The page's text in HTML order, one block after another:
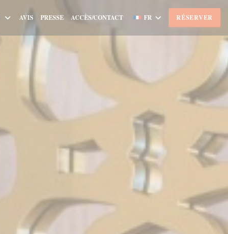
AVIS PRESSE ACCÈS/CONTACT FR RÉSERVER